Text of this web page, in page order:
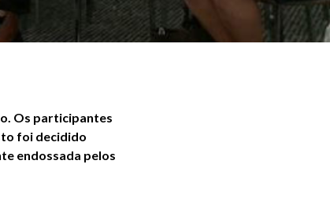
Os participantes
foi decidido
endossada pelos